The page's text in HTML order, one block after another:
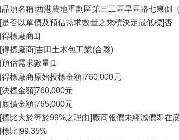
[品項名稱]西港農地重劃區第三工區旱區路七東側
[是否以單價及預估需求數量之乘積決定最低標]否
[得標廠商1]
[得標廠商]吉田土木包工業(合夥)
[預估需求數量]1
[得標廠商原始投標金額]760,000元
[決標金額]760,000元
[底價金額]765,000元
[標比大於等於99%之理由]廠商報價未經減價即在
[標比]99.35%